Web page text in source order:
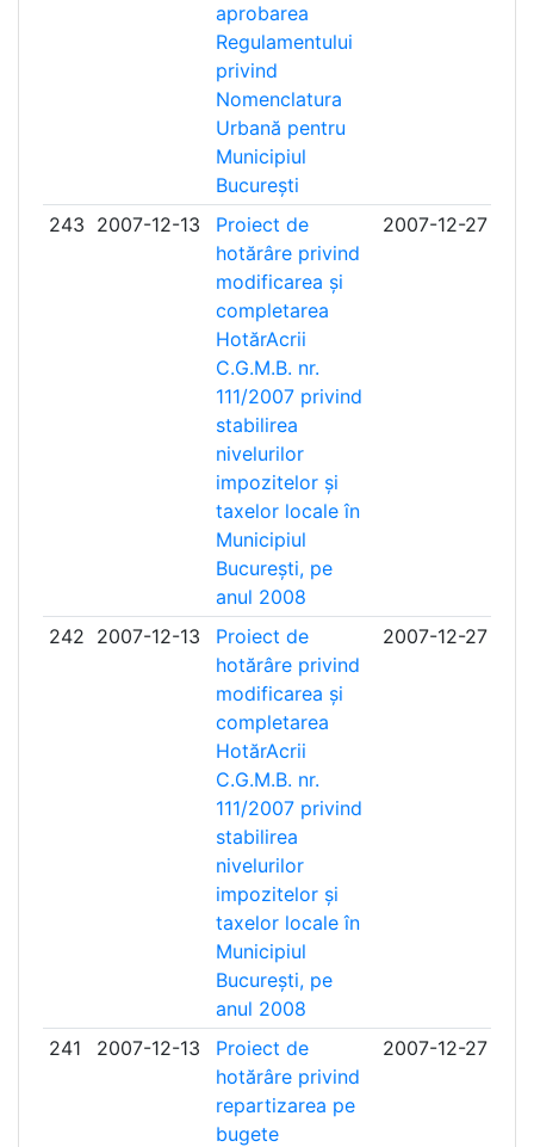
aprobarea
Regulamentului
privind
Nomenclatura
Urbană pentru
Municipiul
București
243 2007-12-13
Proiect de
hotărâre privind
modificarea și
completarea
HotărAcrii
C.G.M.B. nr.
111/2007 privind
stabilirea
nivelurilor
impozitelor și
taxelor locale în
Municipiul
București, pe
anul 2008
2007-12-27
242 2007-12-13
Proiect de
hotărâre privind
modificarea și
completarea
HotărAcrii
C.G.M.B. nr.
111/2007 privind
stabilirea
nivelurilor
impozitelor și
taxelor locale în
Municipiul
București, pe
anul 2008
2007-12-27
241 2007-12-13
Proiect de
hotărâre privind
repartizarea pe
bugete
2007-12-27